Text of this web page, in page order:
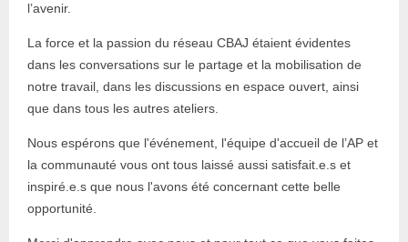
l’avenir.
La force et la passion du réseau CBAJ étaient évidentes
dans les conversations sur le partage et la mobilisation de
notre travail, dans les discussions en espace ouvert, ainsi
que dans tous les autres ateliers.
Nous espérons que l'événement, l'équipe d'accueil de l’AP et
la communauté vous ont tous laissé aussi satisfait.e.s et
inspiré.e.s que nous l'avons été concernant cette belle
opportunité.